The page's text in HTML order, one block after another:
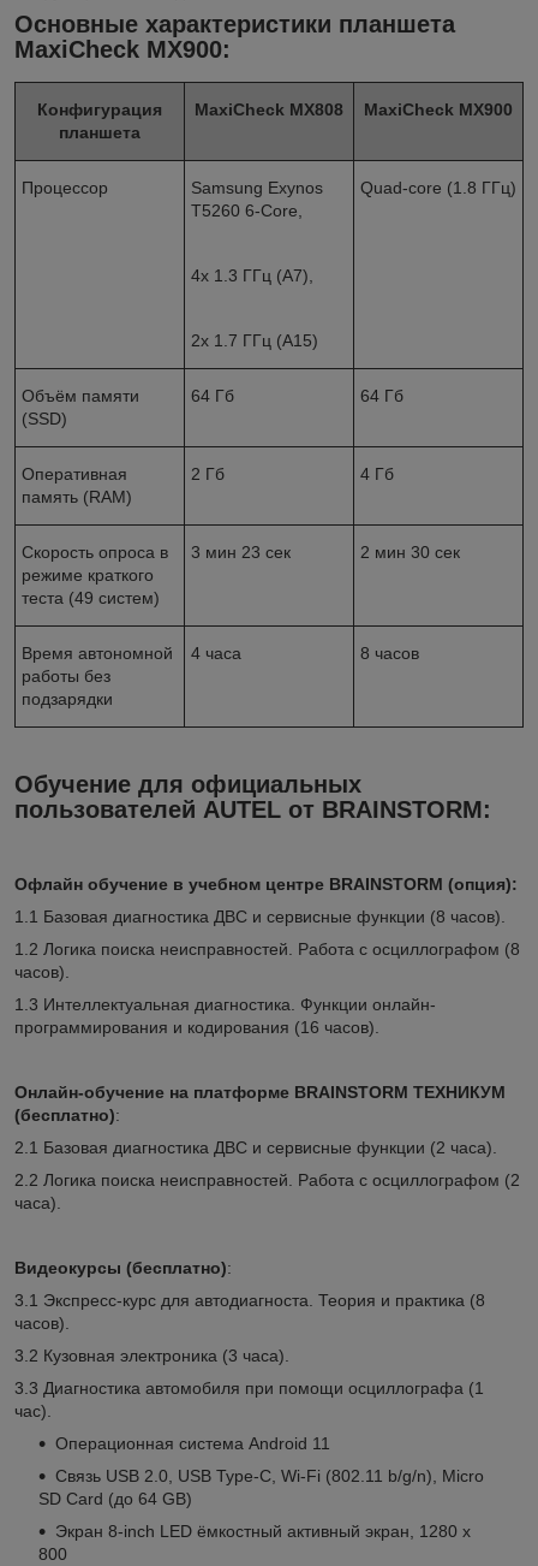
Основные характеристики планшета
MaxiCheck MX900:
Конфигурация
планшета
MaxiCheck MX808 MaxiCheck MX900
Процессор
Samsung Exynos
T5260 6-Core,
4x 1.3 ГГц (A7),
2x 1.7 ГГц (A15)
Quad-core (1.8 ГГц)
Объём памяти
(SSD)
64 Гб 64 Гб
Оперативная
память (RAM)
2 Гб 4 Гб
Скорость опроса в
режиме краткого
теста (49 систем)
3 мин 23 сек 2 мин 30 сек
Время автономной
работы без
подзарядки
4 часа 8 часов
Обучение для официальных
пользователей AUTEL от BRAINSTORM:
Офлайн обучение в учебном центре BRAINSTORM (опция):
1.1 Базовая диагностика ДВС и сервисные функции (8 часов).
1.2 Логика поиска неисправностей. Работа с осциллографом (8
часов).
1.3 Интеллектуальная диагностика. Функции онлайн-
программирования и кодирования (16 часов).
Онлайн-обучение на платформе BRAINSTORM ТЕХНИКУМ
(бесплатно):
2.1 Базовая диагностика ДВС и сервисные функции (2 часа).
2.2 Логика поиска неисправностей. Работа с осциллографом (2
часа).
Видеокурсы (бесплатно):
3.1 Экспресс-курс для автодиагноста. Теория и практика (8
часов).
3.2 Кузовная электроника (3 часа).
3.3 Диагностика автомобиля при помощи осциллографа (1
час).
Операционная система Android 11
Связь USB 2.0, USB Type-C, Wi-Fi (802.11 b/g/n), Micro
SD Card (до 64 GB)
Экран 8-inch LED ёмкостный активный экран, 1280 x
800